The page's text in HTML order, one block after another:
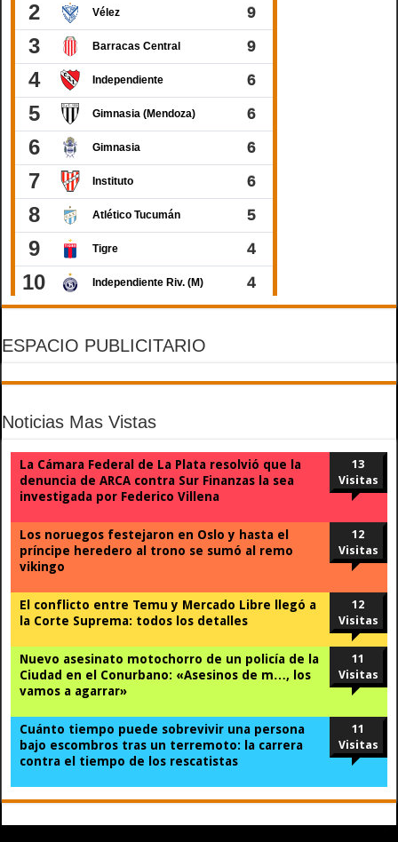
ESPACIO PUBLICITARIO
Noticias Mas Vistas
La Cámara Federal de La Plata resolvió que la
denuncia de ARCA contra Sur Finanzas la sea
investigada por Federico Villena
13
Visitas
Los noruegos festejaron en Oslo y hasta el
príncipe heredero al trono se sumó al remo
vikingo
12
Visitas
El conflicto entre Temu y Mercado Libre llegó a
la Corte Suprema: todos los detalles
12
Visitas
Nuevo asesinato motochorro de un policía de la
Ciudad en el Conurbano: «Asesinos de m…, los
vamos a agarrar»
11
Visitas
Cuánto tiempo puede sobrevivir una persona
bajo escombros tras un terremoto: la carrera
contra el tiempo de los rescatistas
11
Visitas